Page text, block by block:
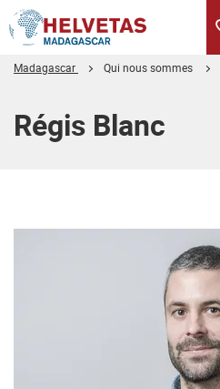
Madagascar Qui nous sommes
Régis Blanc